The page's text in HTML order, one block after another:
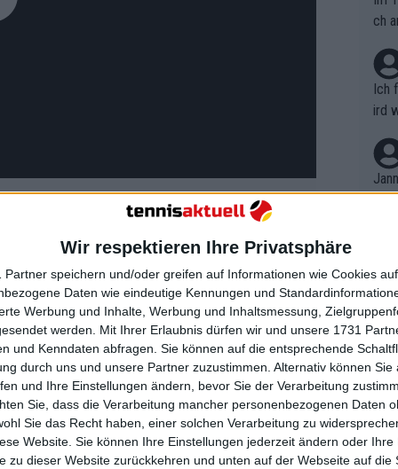
Wir respektieren Ihre Privatsphäre
Partner speichern und/oder greifen auf Informationen wie Cookies
Daten wie eindeutige Kennungen und
Werbung und Inhalte, Werbung und Inhaltsmessung,
werden. Mit Ihrer Erlaubnis dürfen wir und unsere 1731
und Kenndaten abfragen. Sie können auf die entsprechende
durch uns und unsere Partner zuzustimmen. Alternativ können Sie
und Ihre Einstellungen ändern, bevor Sie der Verarbeitung
Sie, dass die Verarbeitung mancher personenbezogenen Daten
Sie das Recht haben, einer solchen Verarbeitung zu
Website. Sie können Ihre Einstellungen jederzeit ändern oder Ihre
zu dieser Website zurückkehren und unten auf der Webseite auf die
undCoco Gauffin Folge
gegen die Französin auf 4:0 in
war. Sie brachte ihren Aufschlag
Die Dominanz bei eigenem
in neun Aufschlagspielen nur 11
anderes WTA 1000-Halbfinale bei
gegen Jelena Ostapenko in drei
ch
Ich
ird
r in
em
t,
B.
on
uss
mal
des
n
nt.
kel